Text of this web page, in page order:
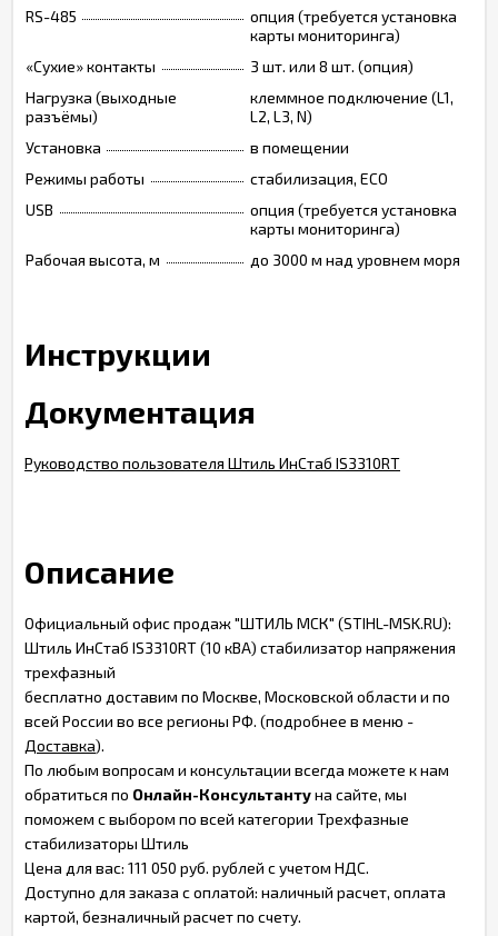
RS-485
опция (требуется установка
карты мониторинга)
«Сухие» контакты
3 шт. или 8 шт. (опция)
Нагрузка (выходные
разъёмы)
клеммное подключение (L1,
L2, L3, N)
Установка
в помещении
Режимы работы
стабилизация, ECO
USB
опция (требуется установка
карты мониторинга)
Рабочая высота, м
до 3000 м над уровнем моря
Инструкции
Документация
Руководство пользователя Штиль ИнСтаб IS3310RT
Описание
Официальный офис продаж "ШТИЛЬ МСК" (STIHL-MSK.RU):
Штиль ИнСтаб IS3310RT (10 кВА) стабилизатор напряжения
трехфазный
бесплатно доставим по Москве, Московской области и по
всей России во все регионы РФ. (подробнее в меню -
Доставка).
По любым вопросам и консультации всегда можете к нам
обратиться по Онлайн-Консультантуна сайте, мы
поможем с выбором по всей категории Трехфазные
стабилизаторы Штиль
Цена для вас: 111 050 руб. рублей с учетом НДС.
Доступно для заказа с оплатой: наличный расчет, оплата
картой, безналичный расчет по счету.